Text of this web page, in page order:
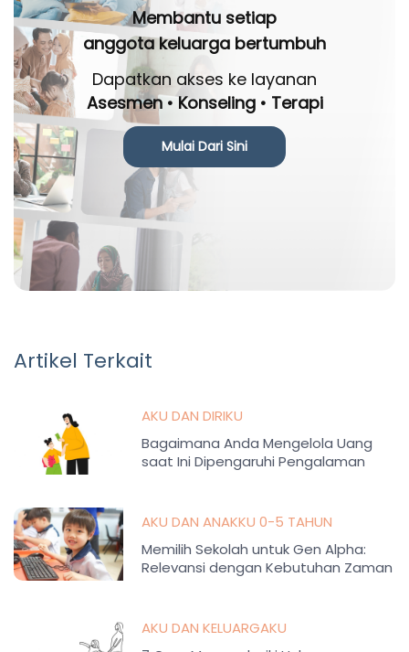
Membantu setiap
anggota keluarga bertumbuh
Dapatkan akses ke layanan
Asesmen • Konseling • Terapi
Mulai Dari Sini
Artikel Terkait
AKU DAN DIRIKU
Bagaimana Anda Mengelola Uang
saat Ini Dipengaruhi Pengalaman
AKU DAN ANAKKU 0-5 TAHUN
Memilih Sekolah untuk Gen Alpha:
Relevansi dengan Kebutuhan Zaman
AKU DAN KELUARGAKU